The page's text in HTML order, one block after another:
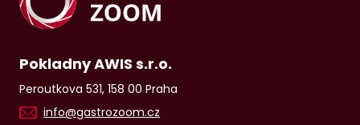
Pokladny AWIS s.r.o.
Peroutkova 531, 158 00 Praha
info@gastrozoom.cz